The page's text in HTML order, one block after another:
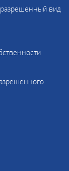
вид